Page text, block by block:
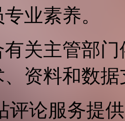
业素养。
有关主管部
资料和数
评论服务提